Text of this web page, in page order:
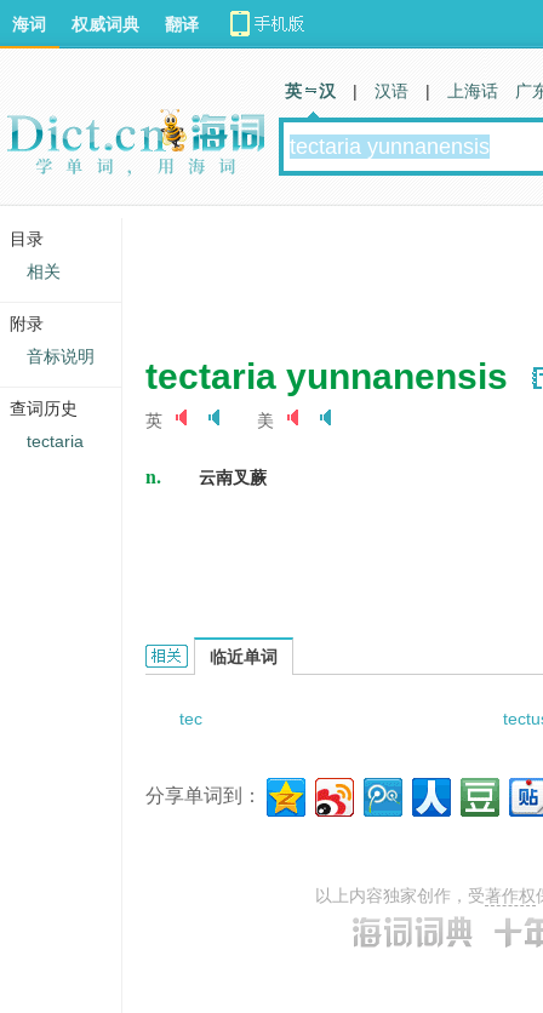
tectaria yunnanensis
英 美
n. 云南叉蕨
Tectaria yunnanensis的相关资料：
临近单词
tec
分享单词到：
以上内容独家创作，受著作权
海词 权威词典 翻译
英 汉 | 汉语 | 上海话 广
目录
相关
附录
音标说明
查词历史
tectaria